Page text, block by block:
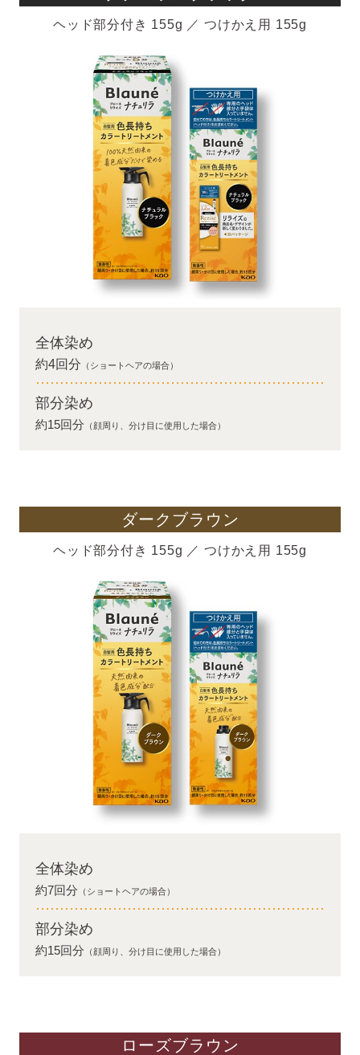
ヘッド部分付き 155g ／ つけかえ用 155g
全体染め
約4回分 （ショートヘアの場合）
部分染め
約15回分 （顔周り、分け目に使用した場合）
ダークブラウン
ヘッド部分付き 155g ／ つけかえ用 155g
全体染め
約7回分 （ショートヘアの場合）
部分染め
約15回分 （顔周り、分け目に使用した場合）
ローズブラウン